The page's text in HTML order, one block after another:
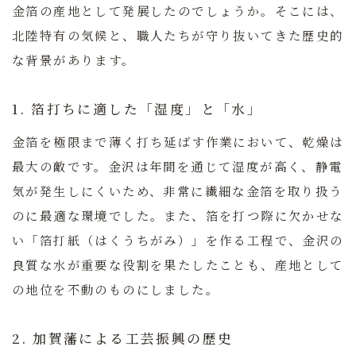
金箔の産地として発展したのでしょうか。そこには、
北陸特有の気候と、職人たちが守り抜いてきた歴史的
な背景があります。
1. 箔打ちに適した「湿度」と「水」
金箔を極限まで薄く打ち延ばす作業において、乾燥は
最大の敵です。金沢は年間を通じて湿度が高く、静電
気が発生しにくいため、非常に繊細な金箔を取り扱う
のに最適な環境でした。また、箔を打つ際に欠かせな
い「箔打紙（はくうちがみ）」を作る工程で、金沢の
良質な水が重要な役割を果たしたことも、産地として
の地位を不動のものにしました。
2. 加賀藩による工芸振興の歴史